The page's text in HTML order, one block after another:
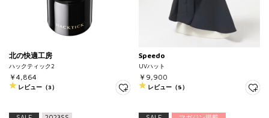
北の快適工房
ハックティック2
￥4,864
レビュー（3）
Speedo
UVハット
￥9,900
レビュー（5）